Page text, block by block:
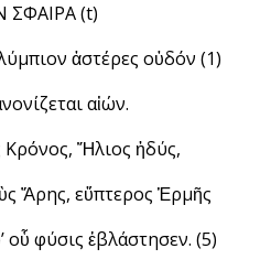
(t)
ἀστέρες οὐδόν (1)
αἰών.
Ἥλιος ἡδύς,
Ἄρης, εὔπτερος Ἑρμῆς
οὗ φύσις ἐβλάστησεν. (5)